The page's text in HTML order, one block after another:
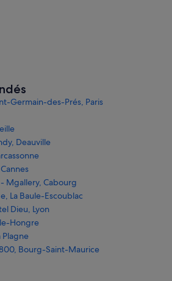
Germain-des-Prés, Paris
Deauville
Mgallery, Cabourg
La Baule-Escoublac
Dieu, Lyon
Hongre
Plagne
Bourg-Saint-Maurice